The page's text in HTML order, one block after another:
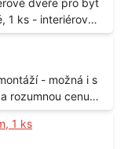
1 ks - interiérové
- 60 cm, levé, 2 ks
rozumnou cenu
1 ks